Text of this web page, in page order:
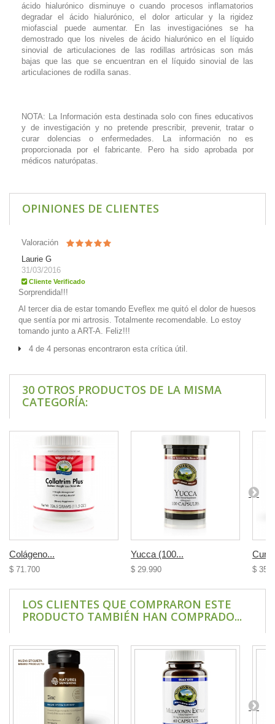
ácido hialurónico disminuye o cuando procesos inflamatorios
degradar el ácido hialurónico, el dolor articular y la rigidez
miofascial puede aumentar. En las investigaciónes se ha
demostrado que los niveles de ácido hialurónico en el líquido
sinovial de articulaciones de las rodillas artrósicas son más
bajas que las que se encuentran en el líquido sinovial de las
articulaciones de rodilla sanas.
NOTA: La Información esta destinada solo con fines educativos
y de investigación y no pretende prescribir, prevenir, tratar o
curar dolencias o enfermedades. La información no es
proporcionada por el fabricante. Pero ha sido aprobada por
médicos naturópatas.
OPINIONES DE CLIENTES
Valoración
Laurie G
31/03/2016
Cliente Verificado
Sorprendida!!!
Al tercer dia de estar tomando Eveflex me quitó el dolor de huesos
que sentía por mi artrosis. Totalmente recomendable. Lo estoy
tomando junto a ART-A. Feliz!!!
4 de 4 personas encontraron esta crítica útil.
30 OTROS PRODUCTOS DE LA MISMA
CATEGORÍA:
Colágeno...
$ 71.700
Yucca (100...
$ 29.990 $
LOS CLIENTES QUE COMPRARON ESTE
PRODUCTO TAMBIÉN HAN COMPRADO...